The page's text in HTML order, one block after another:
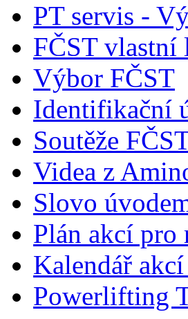
PT servis -
FČST vlastní
Výbor FČST
Identifikační
Soutěže
Videa z
Slovo
Plán akcí pro
Kalendář
Powerlifting